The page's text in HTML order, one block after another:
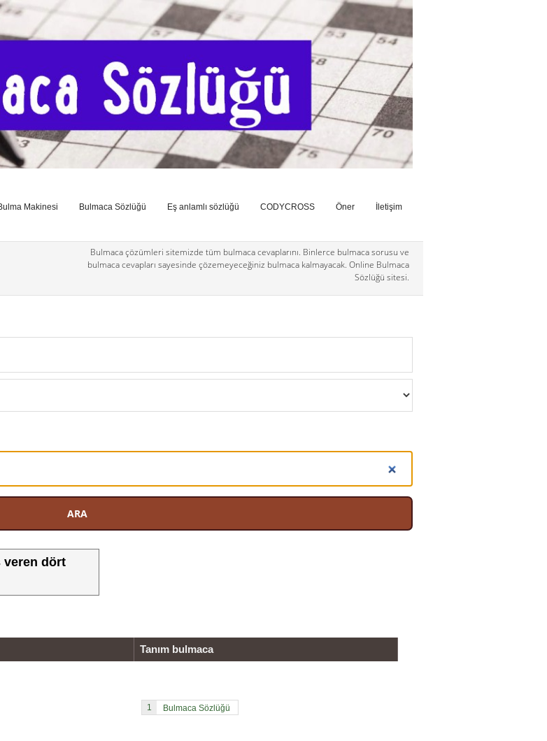
Makinesi Bulmaca Sözlüğü Eş anlamlı sözlüğü CODYCROSS Öner İletişim
Bulmaca çözümleri sitemizde tüm bulmaca cevaplarını. Binlerce bulmaca sorusu ve
bulmaca cevapları sayesinde çözemeyeceğiniz bulmaca kalmayacak. Online Bulmaca
Sözlüğü sitesi.
ARA
veren dört
Tanım bulmaca
1